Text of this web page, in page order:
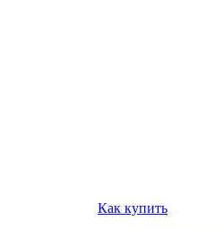
Как купить